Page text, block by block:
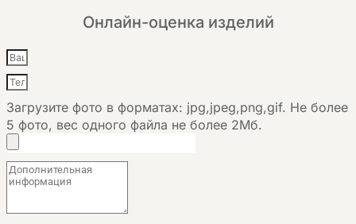
Онлайн-оценка изделий
Загрузите фото в форматах: jpg,jpeg,png,gif. Не более
5 фото, вес одного файла не более 2Мб.